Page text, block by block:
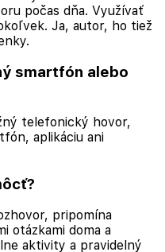
počas dňa. Využívať
Ja, autor, ho tiež
smartfón alebo
telefonický hovor,
aplikáciu ani
pripomína
otázkami doma a
aktivity a pravidelný